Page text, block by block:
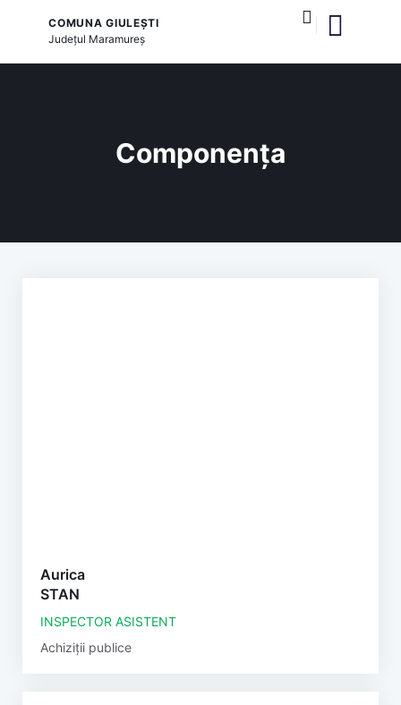
COMUNA GIULEȘTI
Județul Maramureș
Componența
Aurica
STAN
INSPECTOR ASISTENT
Achiziții publice